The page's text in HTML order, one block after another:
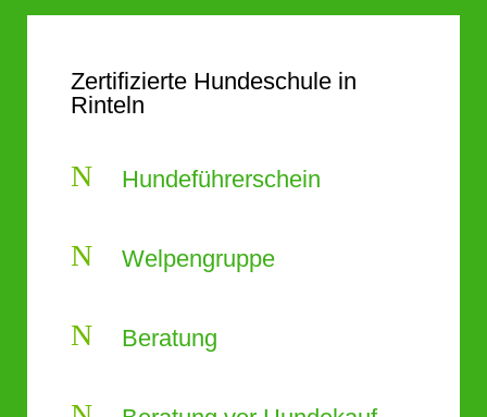
Zertifizierte Hundeschule in
Rinteln
N Hundeführerschein
N Welpengruppe
N Beratung